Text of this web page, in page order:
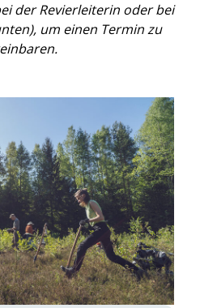
der Revierleiterin oder bei
um einen Termin zu